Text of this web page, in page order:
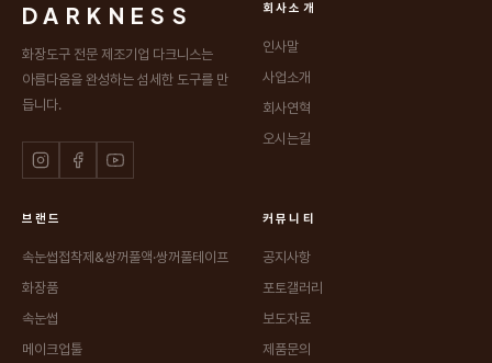
DARKNESS
화장도구 전문 제조기업 다크니스는
아름다움을 완성하는 섬세한 도구를 만
듭니다.
회사소개
인사말
사업소개
회사연혁
오시는길
브랜드
속눈썹접착제&쌍꺼풀액·쌍꺼풀테이프
화장품
속눈썹
메이크업툴
커뮤니티
공지사항
포토갤러리
보도자료
제품문의